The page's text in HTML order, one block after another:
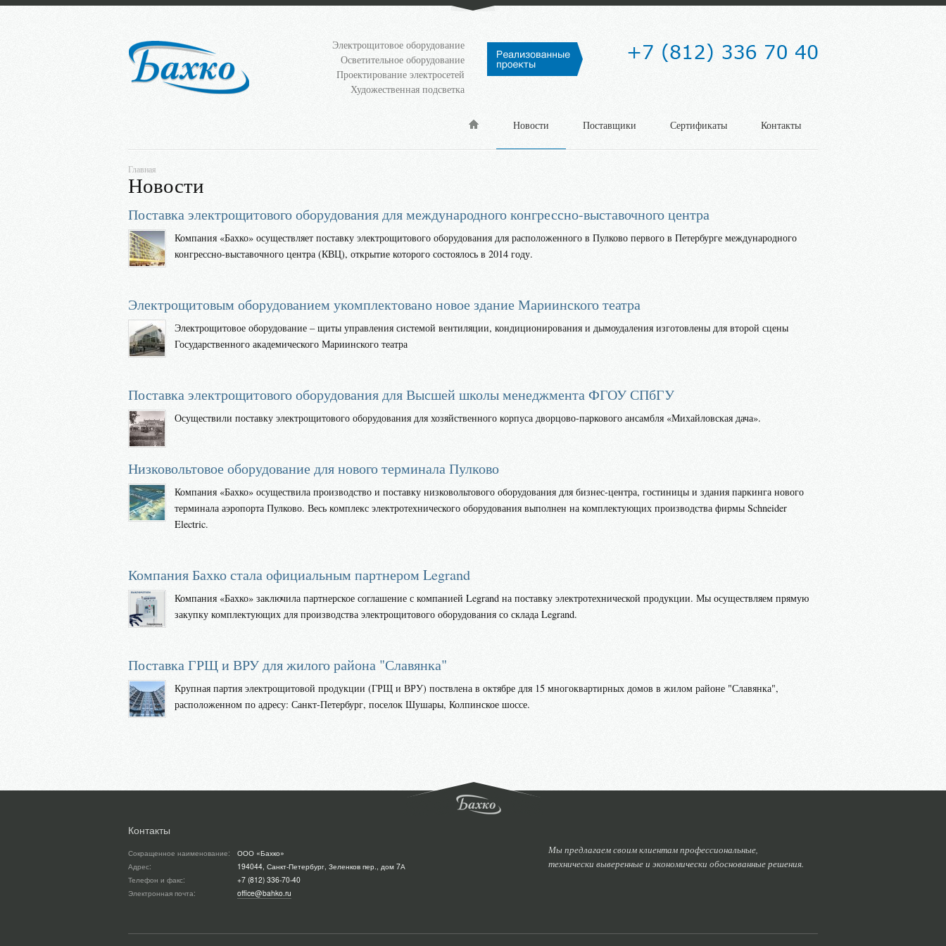
Электрощитовое оборудование
Осветительное оборудование
Проектирование электросетей
Художественная подсветка
. Новости Поставщики Сертификаты Контакты
Главная
Новости
Поставка электрощитового оборудования для международного конгрессно-выставочного центра
Компания «Бахко» осуществляет поставку электрощитового оборудования для расположенного в Пулково первого в Петербурге международного
конгрессно-выставочного центра (КВЦ), открытие которого состоялось в 2014 году.
Электрощитовым оборудованием укомплектовано новое здание Мариинского театра
Электрощитовое оборудование – щиты управления системой вентиляции, кондиционирования и дымоудаления изготовлены для второй сцены
Государственного академического Мариинского театра
Поставка электрощитового оборудования для Высшей школы менеджмента ФГОУ СПбГУ
Осуществили поставку электрощитового оборудования для хозяйственного корпуса дворцово-паркового ансамбля «Михайловская дача».
Низковольтовое оборудование для нового терминала Пулково
Компания «Бахко» осуществила производство и поставку низковольтового оборудования для бизнес-центра, гостиницы и здания паркинга нового
терминала аэропорта Пулково. Весь комплекс электротехнического оборудования выполнен на комплектующих производства фирмы Schneider
Electric.
Компания Бахко стала официальным партнером Legrand
Компания «Бахко» заключила партнерское соглашение с компанией Legrand на поставку электротехнической продукции. Мы осуществляем прямую
закупку комплектующих для производства электрощитового оборудования со склада Legrand.
Поставка ГРЩ и ВРУ для жилого района "Славянка"
Крупная партия электрощитовой продукции (ГРЩ и ВРУ) поствлена в октябре для 15 многоквартирных домов в жилом районе "Славянка",
расположенном по адресу: Санкт-Петербург, поселок Шушары, Колпинское шоссе.
Контакты
Сокращенное наименование:
ООО «Бахко»
Адрес:
194044, Санкт-Петербург, Зеленков пер., дом 7А
Телефон и факс:
+7 (812) 336-70-40
Электронная почта:
office@bahko.ru
Мы предлагаем своим клиентам профессиональные,
технически выверенные и экономически обоснованные решения.